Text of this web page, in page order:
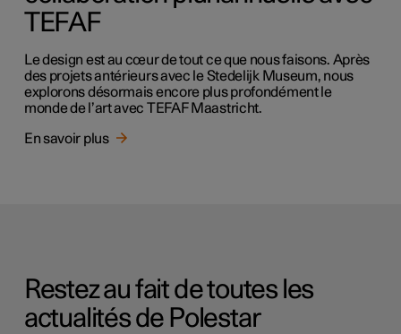
TEFAF
Le design est au cœur de tout ce que nous faisons. Après
des projets antérieurs avec le Stedelijk Museum, nous
explorons désormais encore plus profondément le
monde de l’art avec TEFAF Maastricht.
En savoir plus
Restez au fait de toutes les
actualités de Polestar